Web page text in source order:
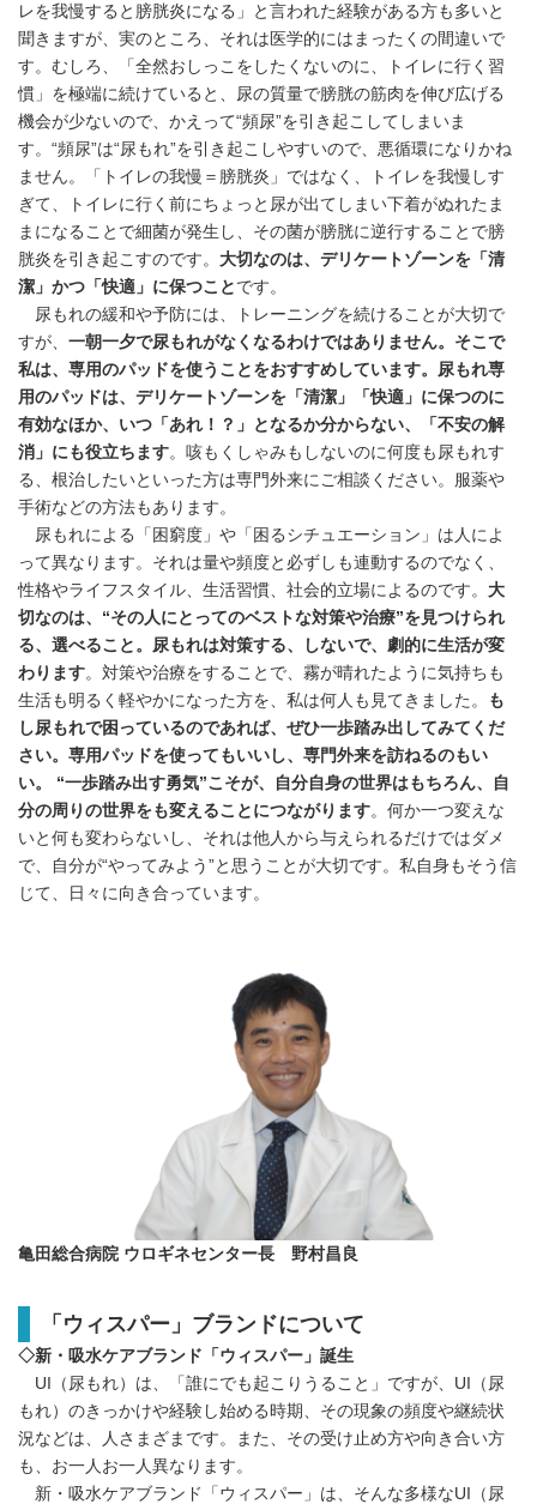
レを我慢すると膀胱炎になる」と言われた経験がある方も多いと
聞きますが、実のところ、それは医学的にはまったくの間違いで
す。むしろ、「全然おしっこをしたくないのに、トイレに行く習
慣」を極端に続けていると、尿の質量で膀胱の筋肉を伸び広げる
機会が少ないので、かえって“頻尿”を引き起こしてしまいま
す。“頻尿”は“尿もれ”を引き起こしやすいので、悪循環になりかね
ません。「トイレの我慢＝膀胱炎」ではなく、トイレを我慢しす
ぎて、トイレに行く前にちょっと尿が出てしまい下着がぬれたま
まになることで細菌が発生し、その菌が膀胱に逆行することで膀
胱炎を引き起こすのです。 大切なのは、デリケートゾーンを「清
潔」かつ「快適」に保つこと です。
尿もれの緩和や予防には、トレーニングを続けることが大切で
すが、 一朝一夕で尿もれがなくなるわけではありません。そこで
私は、専用のパッドを使うことをおすすめしています。尿もれ専
用のパッドは、デリケートゾーンを「清潔」「快適」に保つのに
有効なほか、いつ「あれ！？」となるか分からない、「不安の解
消」にも役立ちます。咳もくしゃみもしないのに何度も尿もれす
る、根治したいといった方は専門外来にご相談ください。服薬や
手術などの方法もあります。
尿もれによる「困窮度」や「困るシチュエーション」は人によ
って異なります。それは量や頻度と必ずしも連動するのでなく、
性格やライフスタイル、生活習慣、社会的立場によるのです。 大
切なのは、“その人にとってのベストな対策や治療”を見つけられ
る、選べること。尿もれは対策する、しないで、劇的に生活が変
わります。対策や治療をすることで、霧が晴れたように気持ちも
生活も明るく軽やかになった方を、私は何人も見てきました。
も
し尿もれで困っているのであれば、ぜひ一歩踏み出してみてくだ
さい。専用パッドを使ってもいいし、専門外来を訪ねるのもい
い。 “一歩踏み出す勇気”こそが、自分自身の世界はもちろん、自
分の周りの世界をも変えることにつながります。何か一つ変えな
いと何も変わらないし、それは他人から与えられるだけではダメ
で、自分が“やってみよう”と思うことが大切です。私自身もそう信
じて、日々に向き合っています。
亀田総合病院 ウロギネセンター長 野村昌良
「ウィスパー」ブランドについて
◇新・吸水ケアブランド「ウィスパー」誕生
UI（尿もれ）は、「誰にでも起こりうること」ですが、UI（尿
もれ）のきっかけや経験し始める時期、その現象の頻度や継続状
況などは、人さまざまです。また、その受け止め方や向き合い方
も、お一人お一人異なります。
新・吸水ケアブランド「ウィスパー」は、そんな多様なUI（尿